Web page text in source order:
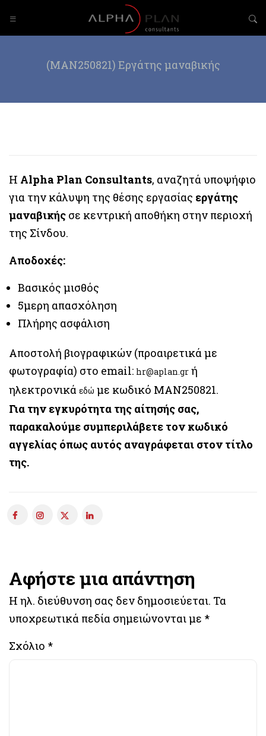
(MAN250821) Εργάτης μαναβικής
Η Alpha Plan Consultants, αναζητά υποψήφιο
για την κάλυψη της θέσης εργασίας εργάτης
μαναβικής σε κεντρική αποθήκη στην περιοχή
της Σίνδου.
Αποδοχές:
Βασικός μισθός
5μερη απασχόληση
Πλήρης ασφάλιση
Αποστολή βιογραφικών (προαιρετικά με
φωτογραφία) στο email: hr@aplan.gr ή
ηλεκτρονικά εδώ με κωδικό MAN250821.
Για την εγκυρότητα της αίτησής σας,
παρακαλούμε συμπεριλάβετε τον κωδικό
αγγελίας όπως αυτός αναγράφεται στον τίτλο
της.
Αφήστε μια απάντηση
Η ηλ. διεύθυνση σας δεν δημοσιεύεται. Τα
υποχρεωτικά πεδία σημειώνονται με *
Σχόλιο *